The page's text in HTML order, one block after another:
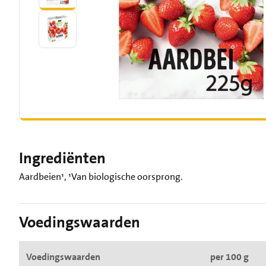
Ingrediënten
Aardbeien¹, ¹Van biologische oorsprong.
Voedingswaarden
Voedingswaarden per 100 g